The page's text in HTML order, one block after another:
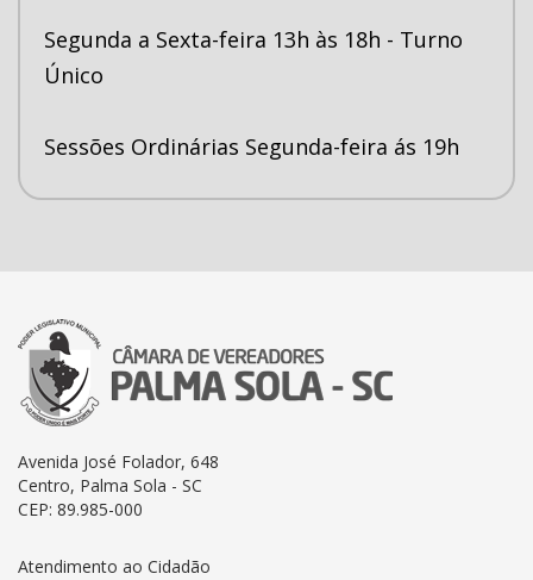
Segunda a Sexta-feira 13h às 18h - Turno
Único
Sessões Ordinárias Segunda-feira ás 19h
Avenida José Folador, 648
Centro, Palma Sola - SC
CEP: 89.985-000
Atendimento ao Cidadão